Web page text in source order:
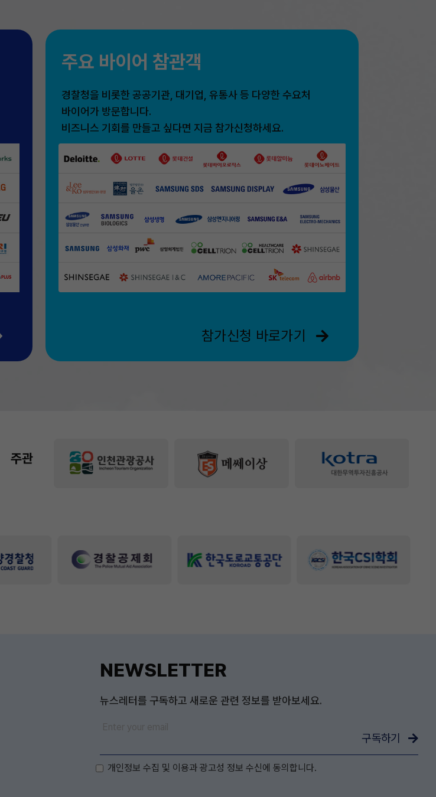
주요 바이어 참관객
경찰청을 비롯한 공공기관, 대기업, 유통사 등 다양한 수요처
바이어가 방문합니다.
비즈니스 기회를 만들고 싶다면 지금 참가신청하세요.
참가신청 바로가기
주관
NEWSLETTER
뉴스레터를 구독하고 새로운 관련 정보를 받아보세요.
구독하기
개인정보 수집 및 이용과 광고성 정보 수신에 동의합니다.